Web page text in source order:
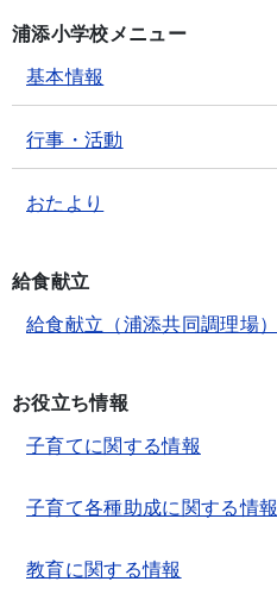
浦添小学校メニュー
基本情報
行事・活動
おたより
給食献立
給食献立（浦添共同調理場）
お役立ち情報
子育てに関する情報
子育て各種助成に関する情報
教育に関する情報